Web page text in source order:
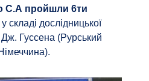
С.А пройшли 6ти
у складі дослідницької
Гуссена (Рурський